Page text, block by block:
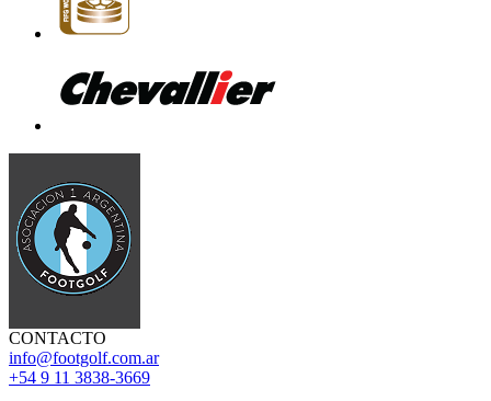
CONTACTO
info@footgolf.com.ar
+54 9 11 3838-3669